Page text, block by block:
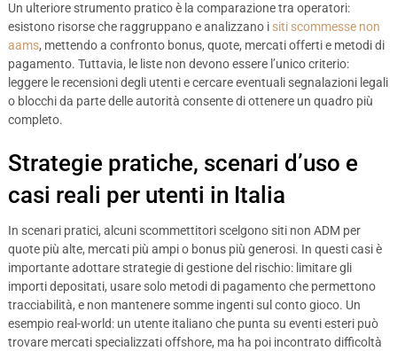
Un ulteriore strumento pratico è la comparazione tra operatori:
esistono risorse che raggruppano e analizzano i siti scommesse non
aams, mettendo a confronto bonus, quote, mercati offerti e metodi di
pagamento. Tuttavia, le liste non devono essere l’unico criterio:
leggere le recensioni degli utenti e cercare eventuali segnalazioni legali
o blocchi da parte delle autorità consente di ottenere un quadro più
completo.
Strategie pratiche, scenari d’uso e
casi reali per utenti in Italia
In scenari pratici, alcuni scommettitori scelgono siti non ADM per
quote più alte, mercati più ampi o bonus più generosi. In questi casi è
importante adottare strategie di gestione del rischio: limitare gli
importi depositati, usare solo metodi di pagamento che permettono
tracciabilità, e non mantenere somme ingenti sul conto gioco. Un
esempio real-world: un utente italiano che punta su eventi esteri può
trovare mercati specializzati offshore, ma ha poi incontrato difficoltà